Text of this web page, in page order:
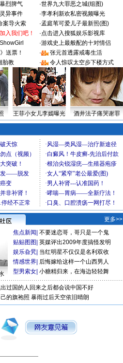
烈脾气 ·世界九大罪恶之城(组图)
异事件 ·李孝利新欢私密视频曝光
案导火索 ·孟庭苇可爱儿子最新照(图)
入我们吧！ ·点击进入搜狐娱乐影视库
·游戏史上最般配的十对情侣
送票！ ·
张元首透露戒毒生活
胎教 · 令人惊叹太空步下楼方式
王菲小女儿李嫣曝光 酒井法子痛哭谢罪
更多>>
焦点新闻 不要迷恋哥，哥只是一个鬼
贴贴图图 英媒评出2009年度搞怪发明
娱乐旮旯 当红明星不仅仅是名利双收
情感世界 后悔嫁给这样一个山西男人
型男索女 小糖精归来，在海边轻轻舞
过国的人回来之后都会说中国不好
的旗袍照 暴雨过后天空依旧晴朗